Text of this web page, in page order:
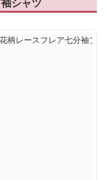
シャツ